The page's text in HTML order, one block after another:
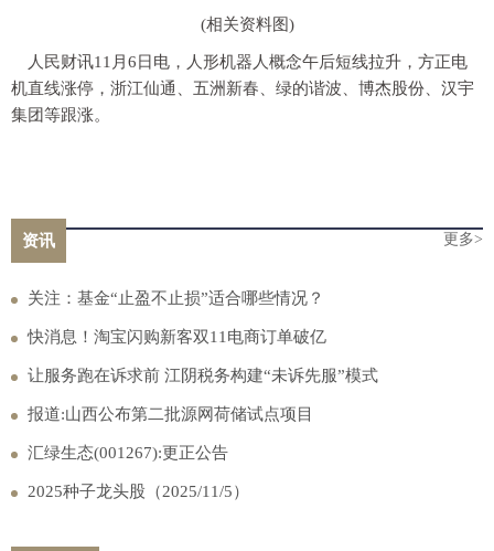
(相关资料图)
人民财讯11月6日电，人形机器人概念午后短线拉升，方正电
机直线涨停，浙江仙通、五洲新春、绿的谐波、博杰股份、汉宇
集团等跟涨。
资讯 更多>
关注：基金“止盈不止损”适合哪些情况？
快消息！淘宝闪购新客双11电商订单破亿
让服务跑在诉求前 江阴税务构建“未诉先服”模式
报道:山西公布第二批源网荷储试点项目
汇绿生态(001267):更正公告
2025种子龙头股（2025/11/5）